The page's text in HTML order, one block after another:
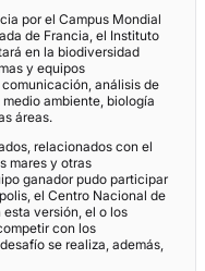
por el Campus Mondial
de Francia, el Instituto
en la biodiversidad
y equipos
análisis de
ambiente, biología
áreas.
relacionados con el
mares y otras
ganador pudo participar
el Centro Nacional de
versión, el o los
con los
se realiza, además,